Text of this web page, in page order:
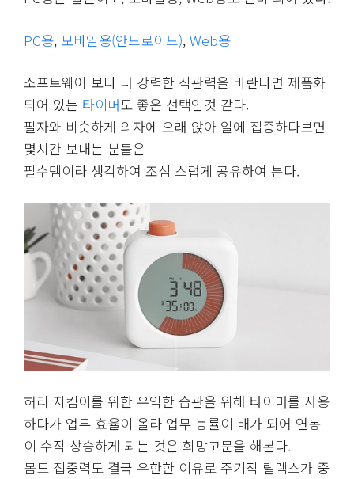
PC용, 모바일용(안드로이드), Web용
소프트웨어 보다 더 강력한 직관력을 바란다면 제품화
되어 있는 타이머도 좋은 선택인것 같다.
필자와 비슷하게 의자에 오래 앉아 일에 집중하다보면
몇시간 보내는 분들은
필수템이라 생각하여 조심 스럽게 공유하여 본다.
허리 지킴이를 위한 유익한 습관을 위해 타이머를 사용
하다가 업무 효율이 올라 업무 능률이 배가 되어 연봉
이 수직 상승하게 되는 것은 희망고문을 해본다.
몸도 집중력도 결국 유한한 이유로 주기적 릴렉스가 중